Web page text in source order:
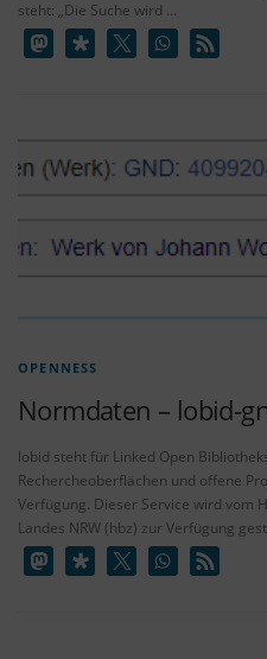
steht: „Die Suche wird …
OPENNESS
Normdaten – lobid-
lobid steht für Linked Open
Rechercheoberflächen und offene
Verfügung. Dieser Service wird vom
Landes NRW (hbz) zur Verfügung